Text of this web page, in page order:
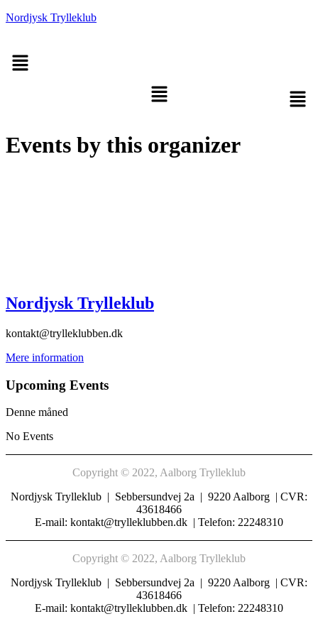
Nordjysk Trylleklub
Menu
Menu
Events by this organizer
Nordjysk Trylleklub
kontakt@trylleklubben.dk
Mere information
Upcoming Events
Denne måned
No Events
Copyright © 2022, Aalborg Trylleklub
Nordjysk Trylleklub | Sebbersundvej 2a | 9220 Aalborg | CVR:
43618466
E-mail: kontakt@trylleklubben.dk | Telefon: 22248310
Copyright © 2022, Aalborg Trylleklub
Nordjysk Trylleklub | Sebbersundvej 2a | 9220 Aalborg | CVR:
43618466
E-mail: kontakt@trylleklubben.dk | Telefon: 22248310